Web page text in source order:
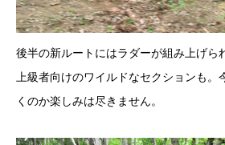
後半の新ルートにはラダーが組み上げら
上級者向けのワイルドなセクションも
くのか楽しみは尽きません。